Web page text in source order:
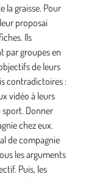
la graisse. Pour
proposai
Ils
par groupes en
de leurs
contradictoires :
vidéo à leurs
sport. Donner
chez eux.
de compagnie
les arguments
Puis, les